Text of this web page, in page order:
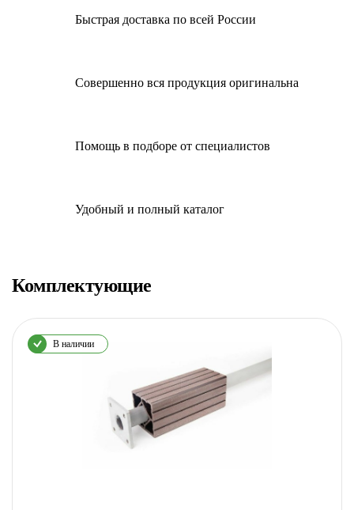
Быстрая доставка по всей России
Совершенно вся продукция оригинальна
Помощь в подборе от специалистов
Удобный и полный каталог
Комплектующие
В наличии